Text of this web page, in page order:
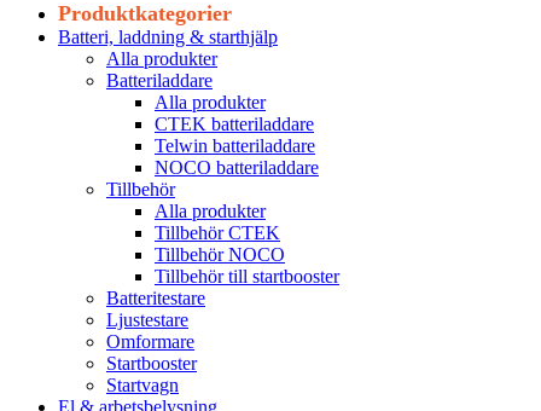
Produktkategorier
Batteri, laddning & starthjälp
Alla produkter
Batteriladdare
Alla produkter
CTEK batteriladdare
Telwin batteriladdare
NOCO batteriladdare
Tillbehör
Alla produkter
Tillbehör CTEK
Tillbehör NOCO
Tillbehör till startbooster
Batteritestare
Ljustestare
Omformare
Startbooster
Startvagn
El & arbetsbelysning